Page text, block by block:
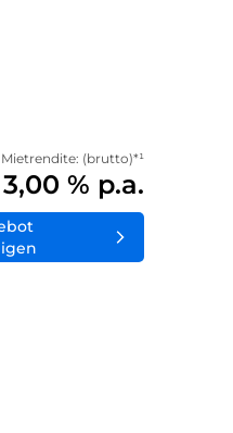
Mietrendite: (brutto)*¹
% p.a.